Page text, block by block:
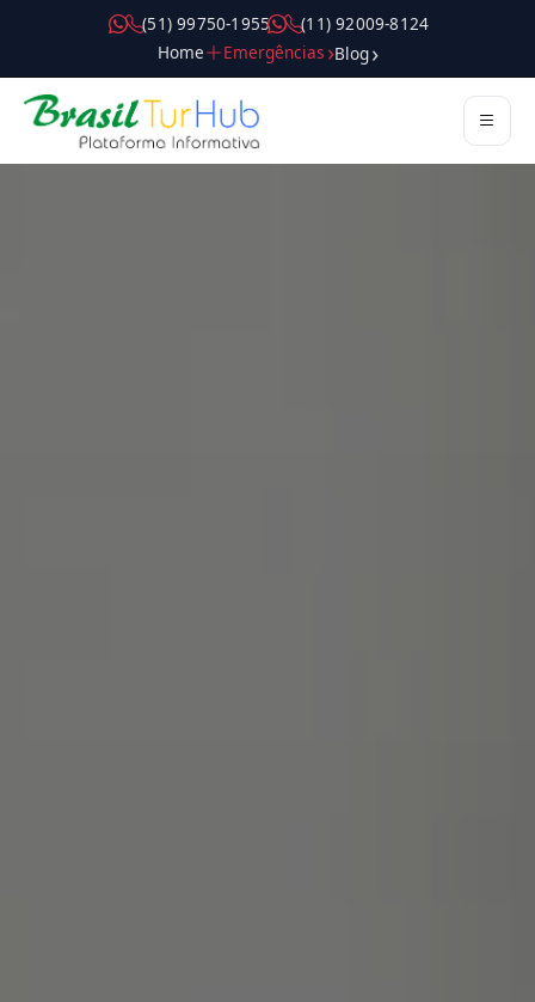
( 5 1 ) 9 9 7 5 0 - 1 9 5 5
( 1 1 ) 9 2 0 0 9 - 8 1 2 4
Home
Emergências Blog